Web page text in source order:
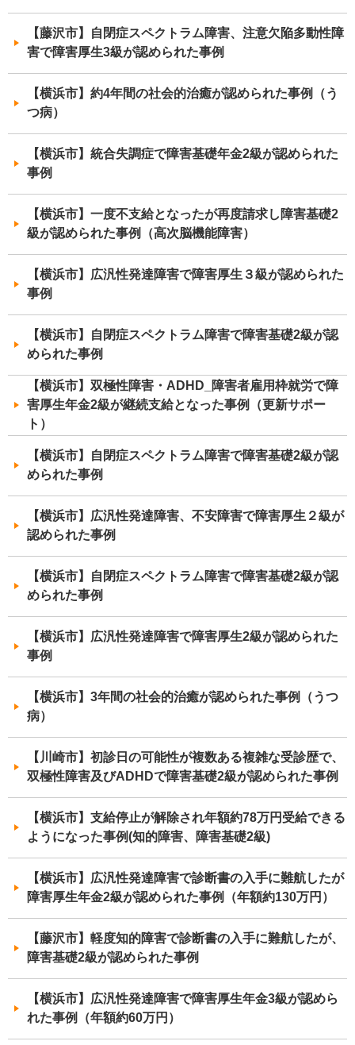
【藤沢市】自閉症スペクトラム障害、注意欠陥多動性障
害で障害厚生3級が認められた事例
【横浜市】約4年間の社会的治癒が認められた事例（う
つ病）
【横浜市】統合失調症で障害基礎年金2級が認められた
事例
【横浜市】一度不支給となったが再度請求し障害基礎2
級が認められた事例（高次脳機能障害）
【横浜市】広汎性発達障害で障害厚生３級が認められた
事例
【横浜市】自閉症スペクトラム障害で障害基礎2級が認
められた事例
【横浜市】双極性障害・ADHD_障害者雇用枠就労で障
害厚生年金2級が継続支給となった事例（更新サポー
ト）
【横浜市】自閉症スペクトラム障害で障害基礎2級が認
められた事例
【横浜市】広汎性発達障害、不安障害で障害厚生２級が
認められた事例
【横浜市】自閉症スペクトラム障害で障害基礎2級が認
められた事例
【横浜市】広汎性発達障害で障害厚生2級が認められた
事例
【横浜市】3年間の社会的治癒が認められた事例（うつ
病）
【川崎市】初診日の可能性が複数ある複雑な受診歴で、
双極性障害及びADHDで障害基礎2級が認められた事例
【横浜市】支給停止が解除され年額約78万円受給できる
ようになった事例(知的障害、障害基礎2級)
【横浜市】広汎性発達障害で診断書の入手に難航したが
障害厚生年金2級が認められた事例（年額約130万円）
【藤沢市】軽度知的障害で診断書の入手に難航したが、
障害基礎2級が認められた事例
【横浜市】広汎性発達障害で障害厚生年金3級が認めら
れた事例（年額約60万円）